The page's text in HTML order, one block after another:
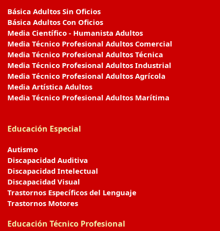
Básica Adultos Sin Oficios
Básica Adultos Con Oficios
Media Científico - Humanista Adultos
Media Técnico Profesional Adultos Comercial
Media Técnico Profesional Adultos Técnica
Media Técnico Profesional Adultos Industrial
Media Técnico Profesional Adultos Agrícola
Media Artística Adultos
Media Técnico Profesional Adultos Marítima
Educación Especial
Autismo
Discapacidad Auditiva
Discapacidad Intelectual
Discapacidad Visual
Trastornos Específicos del Lenguaje
Trastornos Motores
Educación Técnico Profesional